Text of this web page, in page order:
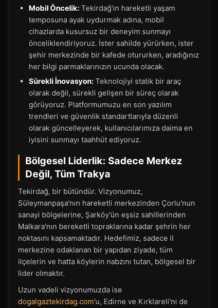
Mobil Öncelik: Tekirdağ'ın hareketli yaşam
temposuna ayak uydurmak adına, mobil
cihazlarda kusursuz bir deneyim sunmayı
önceliklendiriyoruz. İster sahilde yürürken, ister
şehir merkezinde bir kafede otururken, aradığınız
her bilgi parmaklarınızın ucunda olacak.
Sürekli İnovasyon: Teknolojiyi statik bir araç
olarak değil, sürekli gelişen bir süreç olarak
görüyoruz. Platformumuzu en son yazılım
trendleri ve güvenlik standartlarıyla düzenli
olarak güncelleyerek, kullanıcılarımıza daima en
iyisini sunmayı taahhüt ediyoruz.
Bölgesel Liderlik: Sadece Merkez
Değil, Tüm Trakya
Tekirdağ, bir bütündür. Vizyonumuz,
Süleymanpaşa'nın hareketli merkezinden Çorlu'nun
sanayi bölgelerine, Şarköy'ün eşsiz sahillerinden
Malkara'nın bereketli topraklarına kadar şehrin her
noktasını kapsamaktadır. Hedefimiz, sadece il
merkezine odaklanan bir yapıdan ziyade, tüm
ilçelerin ve hatta köylerin nabzını tutan, bölgesel bir
lider olmaktır.
Uzun vadeli vizyonumuzda ise
dogalgaztekirdag.com'u, Edirne ve Kırklareli'ni de